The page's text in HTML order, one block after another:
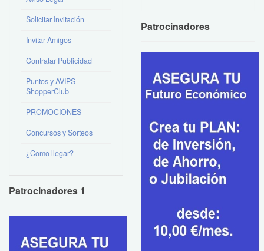
Solicitar Invitación
Invitar Amigos
Contratar Publicidad
Puntos y AVIPS
ShopperClub
PROMOCIONES
Concursos y Sorteos
¿Como llegar?
Patrocinadores 1
Patrocinadores